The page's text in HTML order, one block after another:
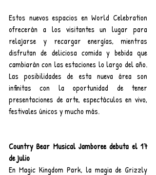
Estos nuevos espacios en World Celebration
ofrecerán a los visitantes un lugar para
relajarse y recargar energías, mientras
disfrutan de deliciosa comida y bebida que
cambiarán con las estaciones lo largo del año.
Las posibilidades de esta nueva área son
infinitas con la oportunidad de tener
presentaciones de arte, espectáculos en vivo,
festivales únicos y mucho más.
Country Bear Musical Jamboree debuta el 17
de julio
En Magic Kingdom Park, la magia de Grizzly